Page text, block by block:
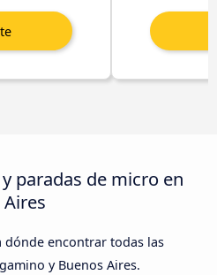
paradas de micro en
dónde encontrar todas las
y Buenos Aires.